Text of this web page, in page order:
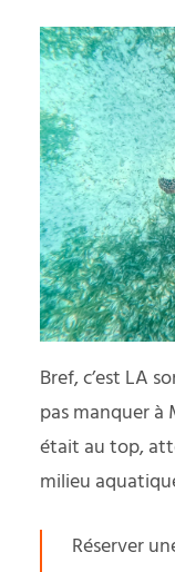
Bref, c’est LA
pas manquer à
était au top,
milieu
Réserver